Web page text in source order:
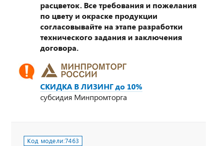
расцветок. Все требования и пожелания
по цвету и окраске продукции
согласовывайте на этапе разработки
технического задания и заключения
договора.
СКИДКА В ЛИЗИНГ до 10%
субсидия Минпромторга
Код модели:7463